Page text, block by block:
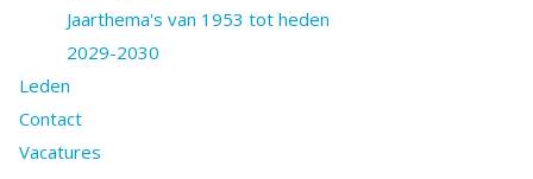
Jaarthema's van 1953 tot heden
2029-2030
Leden
Contact
Vacatures